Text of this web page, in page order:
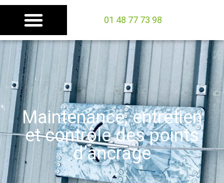
01 48 77 73 98
Maintenance, entretien
et contrôle des points
d’ancrage